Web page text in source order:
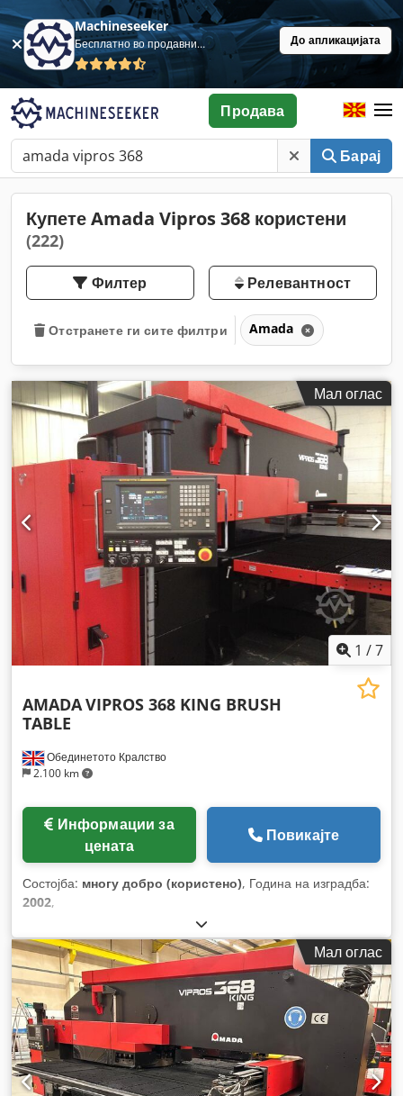
Machineseeker
Бесплатно во продавница До апликацијата
Барај
Продава
Купете Amada Vipros 368 користени
(222)
Филтер Релевантност
Отстранете ги сите филтри Amada
Мал оглас
1 /7
Обединетото Кралство
2.100 km
AMADAVIPROS 368 KING BRUSH
TABLE
цената
Повикајте
Состојба: многу добро (користено), Година на изградба:
2002,
Мал оглас